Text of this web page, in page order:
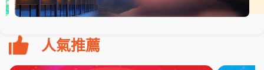
人氣推薦